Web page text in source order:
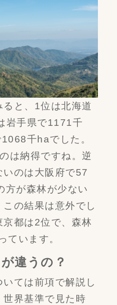
と、1位は北海道
岩手県で1171千
千haでした。
は納得ですね。逆
いのは大阪府で57
方が森林が少ない
の結果は意外でし
都は2位で、森林
ています。
違うの？
ては前項で解説し
世界基準で見た時